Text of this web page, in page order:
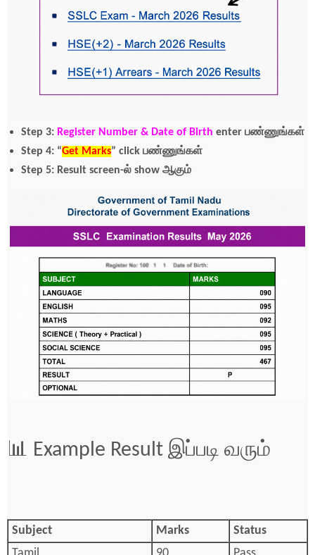
Step 3: Register Number & Date of Birth enter பண்ணுங்கள்
Step 4: “Get Marks” click பண்ணுங்கள்
Step 5: Result screen-ல் show ஆகும்
📊 Example Result இப்படி வரும்
Subject Marks
Status